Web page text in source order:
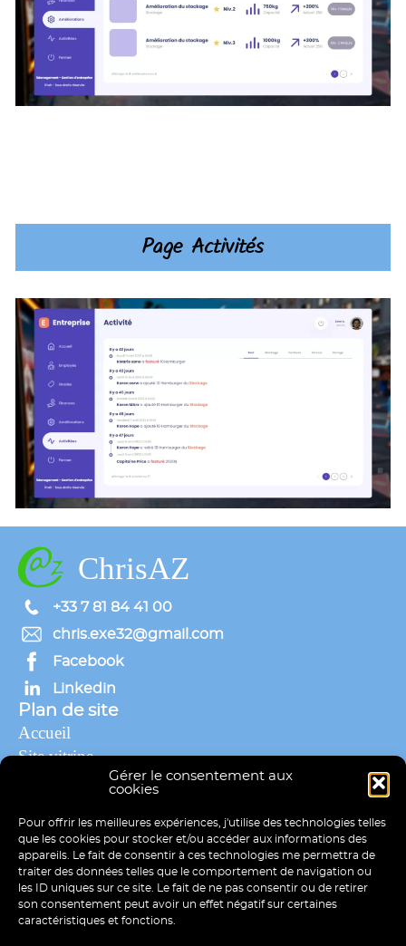
Gérer le consentement aux
cookies
Pour offrir les meilleures expériences, j'utilise des technologies telles
que les cookies pour stocker et/ou accéder aux informations des
appareils. Le fait de consentir à ces technologies me permettra de
traiter des données telles que le comportement de navigation ou
les ID uniques sur ce site. Le fait de ne pas consentir ou de retirer
son consentement peut avoir un effet négatif sur certaines
caractéristiques et fonctions.
Page Activités
ChrisAZ
+33 7 81 84 41 00
chris.exe32@gmail.com
Facebook
Linkedin
Plan de site
Accueil
Site vitrine
Portfolio
Mentions légales
Politique de confidentialité
Contact
© 2023 - Site web réalisé par mes soins